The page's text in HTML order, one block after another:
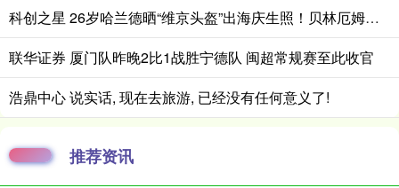
科创之星 26岁哈兰德晒“维京头盔”出海庆生照！贝林厄姆留言“表白”引围观
联华证券 厦门队昨晚2比1战胜宁德队 闽超常规赛至此收官
浩鼎中心 说实话, 现在去旅游, 已经没有任何意义了!
推荐资讯